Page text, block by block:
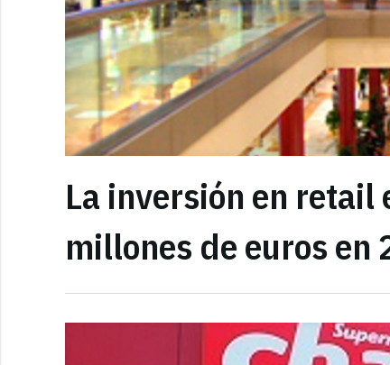
La inversión en retail
millones de euros en